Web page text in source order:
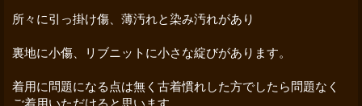
所々に引っ掛け傷、薄汚れと染み汚れがあり
裏地に小傷、リブニットに小さな綻びがあります。
着用に問題になる点は無く古着慣れした方でしたら問題なく
ご着用いただけると思います。